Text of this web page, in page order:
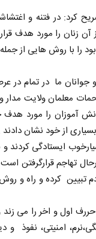
کرد: در فتنه و
زنان را مورد هدف
را با روش هایی از
جوانان ما در تمام در
معلمان ولایت مدار و
آموزان را مورد هدف
از خود نشان دادند
ایستادگی کردند
تهاجم قرارگرفتن
کرده و راه و روش
اول و اخر را می
امنیتی، نفوذ و
چرایی عقب‌نشینی